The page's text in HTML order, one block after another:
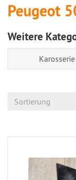
Peugeot
Weitere
Karosserie
Sortierung